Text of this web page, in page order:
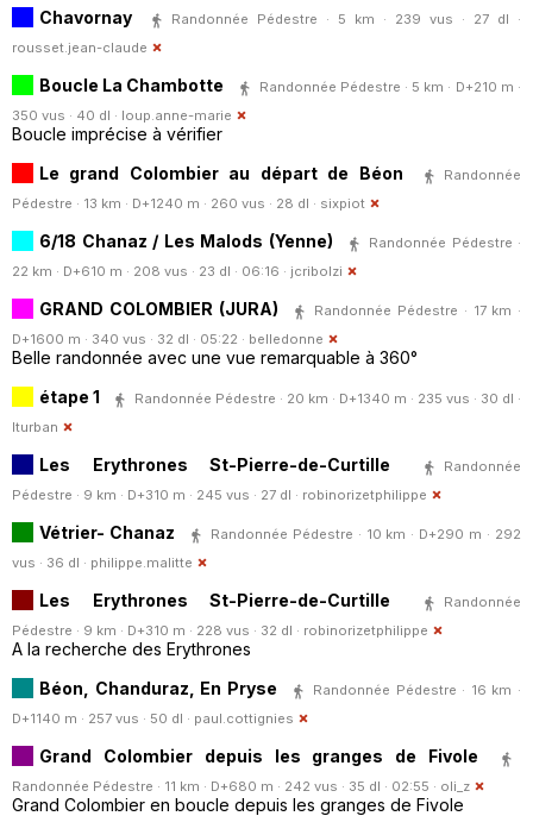
Chavornay
Randonnée Pédestre · 5 km · 239 vus · 27 dl ·
rousset.jean-claude
Boucle La Chambotte
Randonnée Pédestre · 5 km · D+210 m ·
350 vus · 40 dl · loup.anne-marie
Boucle imprécise à vérifier
Le grand Colombier au départ de Béon
Randonnée
Pédestre · 13 km · D+1240 m · 260 vus · 28 dl · sixpiot
6/18 Chanaz / Les Malods (Yenne)
Randonnée Pédestre ·
22 km · D+610 m · 208 vus · 23 dl · 06:16 · jcribolzi
GRAND COLOMBIER (JURA)
Randonnée Pédestre · 17 km ·
D+1600 m · 340 vus · 32 dl · 05:22 · belledonne
Belle randonnée avec une vue remarquable à 360°
étape 1
Randonnée Pédestre · 20 km · D+1340 m · 235 vus · 30 dl ·
lturban
Les Erythrones St-Pierre-de-Curtille
Randonnée
Pédestre · 9 km · D+310 m · 245 vus · 27 dl · robinorizetphilippe
Vétrier- Chanaz
Randonnée Pédestre · 10 km · D+290 m · 292
vus · 36 dl · philippe.malitte
Les Erythrones St-Pierre-de-Curtille
Randonnée
Pédestre · 9 km · D+310 m · 228 vus · 32 dl · robinorizetphilippe
A la recherche des Erythrones
Béon, Chanduraz, En Pryse
Randonnée Pédestre · 16 km ·
D+1140 m · 257 vus · 50 dl · paul.cottignies
Grand Colombier depuis les granges de Fivole
Randonnée Pédestre · 11 km · D+680 m · 242 vus · 35 dl · 02:55 · oli_z
Grand Colombier en boucle depuis les granges de Fivole